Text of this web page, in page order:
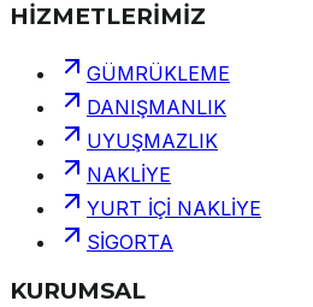
HİZMETLERİMİZ
GÜMRÜKLEME
DANIŞMANLIK
UYUŞMAZLIK
NAKLİYE
YURT İÇİ NAKLİYE
SİGORTA
KURUMSAL